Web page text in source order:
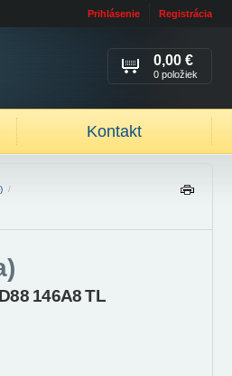
Prihlásenie Registrácia
Kontakt
0,00 €
0 položiek
/
146A8 TL